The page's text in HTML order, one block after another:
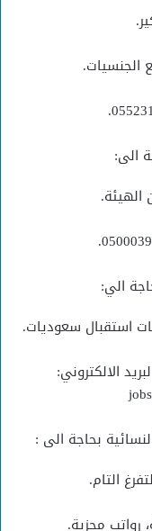
الى:
الهيئة.
الي:
استقبال سعوديات.
الالكتروني:
بحاجة الى :
التام.
رواتب مجزية.